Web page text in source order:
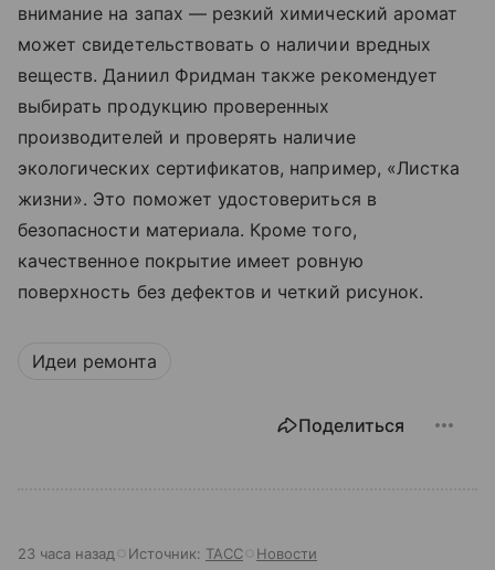
внимание на запах — резкий химический аромат
может свидетельствовать о наличии вредных
веществ. Даниил Фридман также рекомендует
выбирать продукцию проверенных
производителей и проверять наличие
экологических сертификатов, например, «Листка
жизни». Это поможет удостовериться в
безопасности материала. Кроме того,
качественное покрытие имеет ровную
поверхность без дефектов и четкий рисунок.
Идеи ремонта
Поделиться
23 часа назад Источник: ТАСС Новости